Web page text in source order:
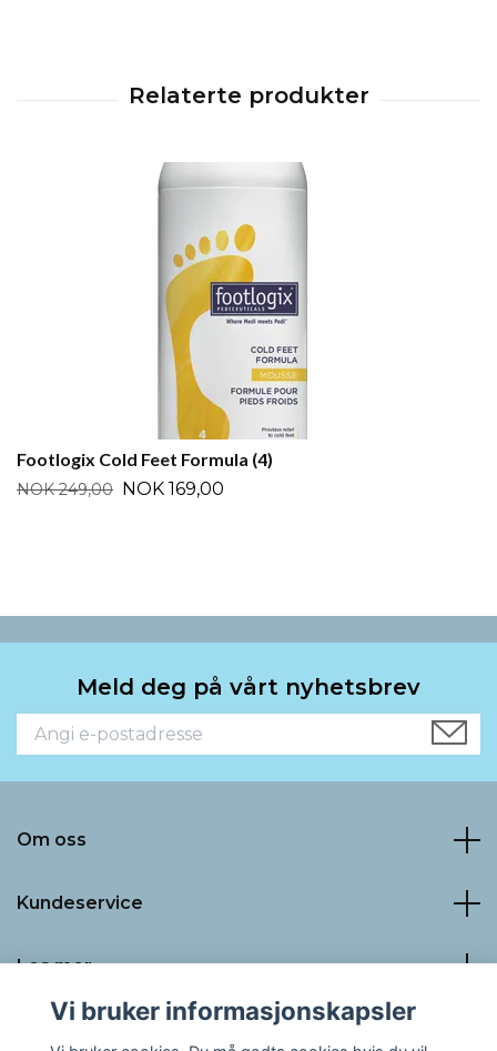
Footlogix Cold Feet Formula (4)
NOK 249,00 NOK 169,00
Meld deg på vårt nyhetsbrev
Om oss
Kundeservice
Les mer
Vi bruker informasjonskapsler